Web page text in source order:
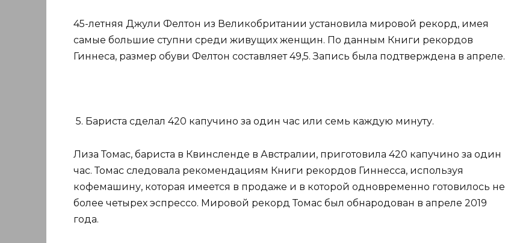
45-летняя Джули Фелтон из Великобритании установила мировой рекорд, имея
самые большие ступни среди живущих женщин. По данным Книги рекордов
Гиннеса, размер обуви Фелтон составляет 49,5. Запись была подтверждена в апреле.
5. Бариста сделал 420 капучино за один час или семь каждую минуту.
Лиза Томас, бариста в Квинсленде в Австралии, приготовила 420 капучино за один
час. Томас следовала рекомендациям Книги рекордов Гиннесса, используя
кофемашину, которая имеется в продаже и в которой одновременно готовилось не
более четырех эспрессо. Мировой рекорд Томас был обнародован в апреле 2019
года.